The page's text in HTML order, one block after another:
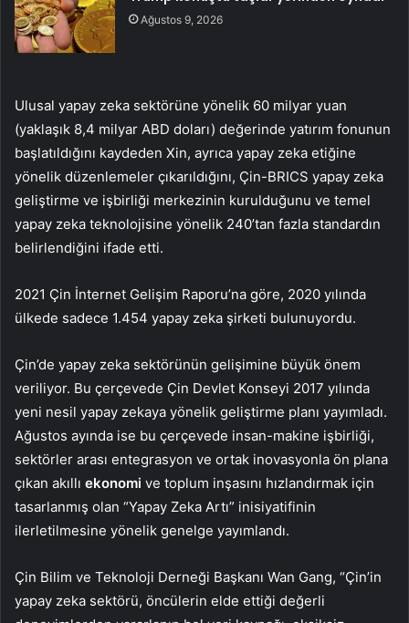
Ağustos 9, 2026
Ulusal yapay zeka sektörüne yönelik 60 milyar yuan
(yaklaşık 8,4 milyar ABD doları) değerinde yatırım fonunun
başlatıldığını kaydeden Xin, ayrıca yapay zeka etiğine
yönelik düzenlemeler çıkarıldığını, Çin-BRICS yapay zeka
geliştirme ve işbirliği merkezinin kurulduğunu ve temel
yapay zeka teknolojisine yönelik 240’tan fazla standardın
belirlendiğini ifade etti.
2021 Çin İnternet Gelişim Raporu’na göre, 2020 yılında
ülkede sadece 1.454 yapay zeka şirketi bulunuyordu.
Çin’de yapay zeka sektörünün gelişimine büyük önem
veriliyor. Bu çerçevede Çin Devlet Konseyi 2017 yılında
yeni nesil yapay zekaya yönelik geliştirme planı yayımladı.
Ağustos ayında ise bu çerçevede insan-makine işbirliği,
sektörler arası entegrasyon ve ortak inovasyonla ön plana
çıkan akıllı ekonomi ve toplum inşasını hızlandırmak için
tasarlanmış olan “Yapay Zeka Artı” inisiyatifinin
ilerletilmesine yönelik genelge yayımlandı.
Çin Bilim ve Teknoloji Derneği Başkanı Wan Gang, “Çin’in
yapay zeka sektörü, öncülerin elde ettiği değerli